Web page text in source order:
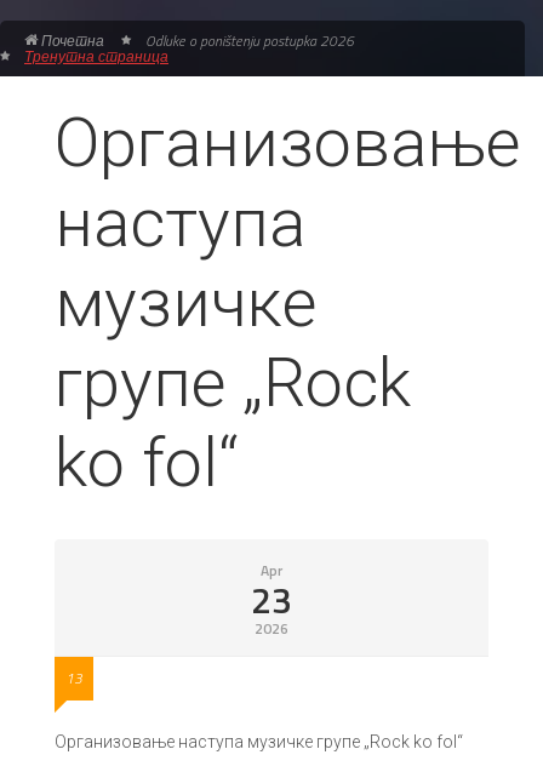
Почетна Odluke o poništenju postupka 2026
Тренутна страница
Организовање
наступа
музичке
групе „Rock
ko fol“
Apr
23
2026
13
Организовање наступа музичке групе „Rock ko fol“